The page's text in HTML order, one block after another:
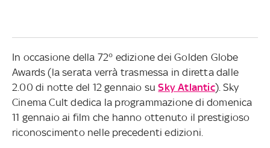
In occasione della 72° edizione dei Golden Globe
Awards (la serata verrà trasmessa in diretta dalle
2.00 di notte del 12 gennaio suSky Atlantic). Sky
Cinema Cult dedica la programmazione di domenica
11 gennaio ai film che hanno ottenuto il prestigioso
riconoscimento nelle precedenti edizioni.